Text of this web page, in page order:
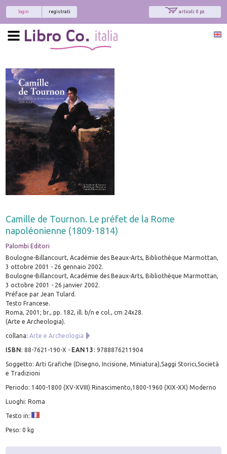
articoli: 0 pz.
registrati
login
Camille de Tournon. Le préfet de la Rome
napoléonienne (1809-1814)
Palombi Editori
Boulogne-Billancourt, Académie des Beaux-Arts, Bibliothèque Marmottan,
3 ottobre 2001 - 26 gennaio 2002.
Boulogne-Billancourt, Académie des Beaux-Arts, Bibliothèque Marmottan,
3 octobre 2001 - 26 janvier 2002.
Préface par Jean Tulard.
Testo Francese.
Roma, 2001; br., pp. 182, ill. b/n e col., cm 24x28.
(Arte e Archeologia).
collana:Arte e Archeologia
ISBN:88-7621-190-X - EAN13 :9788876211904
Soggetto: Arti Grafiche (Disegno, Incisione, Miniatura),Saggi Storici,Società
e Tradizioni
Periodo: 1400-1800 (XV-XVIII) Rinascimento,1800-1960 (XIX-XX) Moderno
Luoghi: Roma
Testo in:
Peso: 0 kg